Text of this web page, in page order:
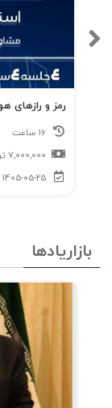
درون به
همان
تعامل به‌جای
از
نویسندگان
فرآیند
درک کند که
رمز و
7,000,000
1405-05-25
بازاریادها